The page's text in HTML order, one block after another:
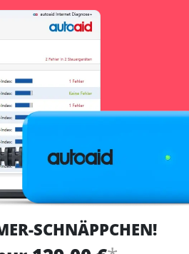
SCHNÄPPCHEN!